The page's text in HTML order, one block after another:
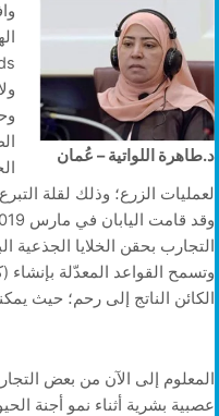
د.طاهرة اللواتية – عُمان
لعمليات الزرع؛ وذلك لقلة
التجارب بحقن الخلايا الجذعية
وتسمح القواعد المعدّلة بإنشاء
الكائن الناتج إلى رحم؛ حيث
المعلوم إلى الآن من بعض
عصبية بشرية أثناء نمو أجنة